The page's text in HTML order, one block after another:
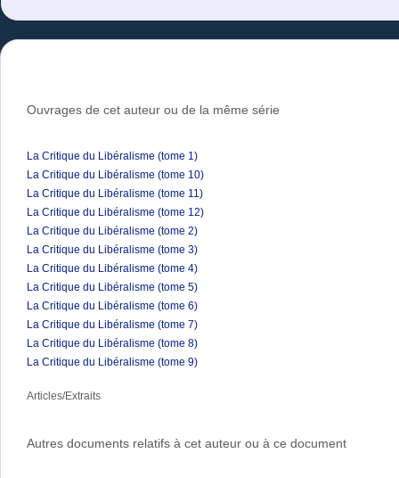
Ouvrages de cet auteur ou de la même série
La Critique du Libéralisme (tome 1)
La Critique du Libéralisme (tome 10)
La Critique du Libéralisme (tome 11)
La Critique du Libéralisme (tome 12)
La Critique du Libéralisme (tome 2)
La Critique du Libéralisme (tome 3)
La Critique du Libéralisme (tome 4)
La Critique du Libéralisme (tome 5)
La Critique du Libéralisme (tome 6)
La Critique du Libéralisme (tome 7)
La Critique du Libéralisme (tome 8)
La Critique du Libéralisme (tome 9)
Articles/Extraits
Autres documents relatifs à cet auteur ou à ce document